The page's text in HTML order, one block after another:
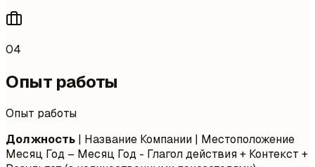
04
Опыт работы
Опыт работы
Должность | Название Компании | Местоположение
Месяц Год – Месяц Год - Глагол действия + Контекст +